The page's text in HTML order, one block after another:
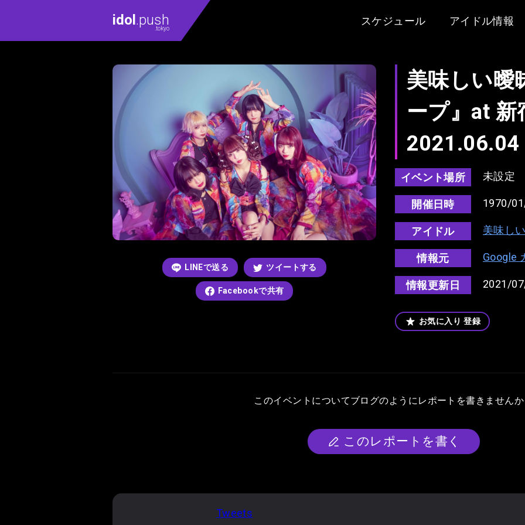
idol .push
.tokyo
スケジュール アイドル情報
LINEで送る ツイートする
Facebookで共有
美味しい曖
ープ』at 新
2021.06.04
イベント場所 未設定
開催日時 1970/
アイドル 美味し
情報元 Google
情報更新日 2021/
お気に入り 登録
このイベントについてブログのようにレポートを書きませんか
このレポートを書く
Tweets